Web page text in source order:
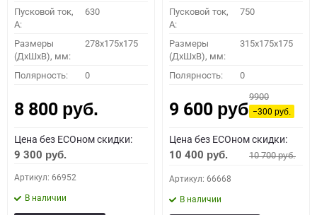
Пусковой ток,
A:
630
Размеры
(ДхШхВ), мм:
278x175x175
Полярность: 0
8 800 руб.
Цена без ECOном скидки:
9 300 руб.
Артикул: 66952
В наличии
Пусковой ток,
A:
750
Размеры
(ДхШхВ), мм:
315x175x175
Полярность: 0
9 600 руб.
9900
−300руб.
Цена без ECOном скидки:
10 400 руб. 10 700руб.
Артикул: 66668
В наличии